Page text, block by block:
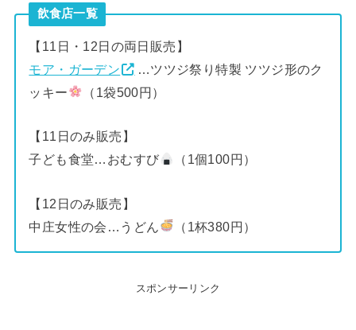
飲食店一覧
【11日・12日の両日販売】
モア・ガーデン
…ツツジ祭り特製 ツツジ形のク
ッキー
（1袋500円）
【11日のみ販売】
子ども食堂…おむすび
（1個100円）
【12日のみ販売】
中庄女性の会…うどん
（1杯380円）
スポンサーリンク